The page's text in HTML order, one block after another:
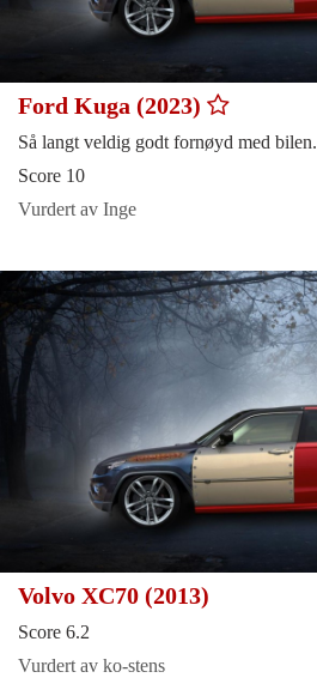
Ford Kuga (2023)
Så langt veldig godt fornøyd med bilen.
Score 10
Vurdert av Inge
Volvo XC70 (2013)
Score 6.2
Vurdert av ko-stens